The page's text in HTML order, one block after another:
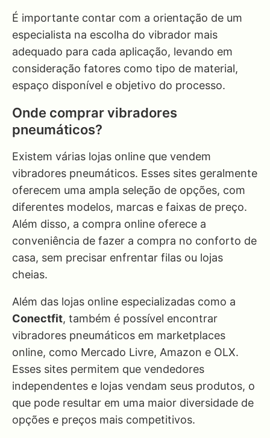
É importante contar com a orientação de um
especialista na escolha do vibrador mais
adequado para cada aplicação, levando em
consideração fatores como tipo de material,
espaço disponível e objetivo do processo.
Onde comprar vibradores
pneumáticos?
Existem várias lojas online que vendem
vibradores pneumáticos. Esses sites geralmente
oferecem uma ampla seleção de opções, com
diferentes modelos, marcas e faixas de preço.
Além disso, a compra online oferece a
conveniência de fazer a compra no conforto de
casa, sem precisar enfrentar filas ou lojas
cheias.
Além das lojas online especializadas como a
Conectfit, também é possível encontrar
vibradores pneumáticos em marketplaces
online, como Mercado Livre, Amazon e OLX.
Esses sites permitem que vendedores
independentes e lojas vendam seus produtos, o
que pode resultar em uma maior diversidade de
opções e preços mais competitivos.